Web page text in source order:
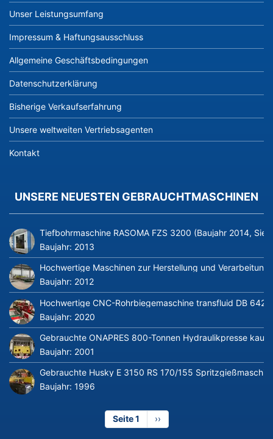
Unser Leistungsumfang
Impressum & Haftungsausschluss
Allgemeine Geschäftsbedingungen
Datenschutzerklärung
Bisherige Verkaufserfahrung
Unsere weltweiten Vertriebsagenten
Kontakt
UNSERE NEUESTEN GEBRAUCHTMASCHINEN
Tiefbohrmaschine RASOMA FZS 3200 (Baujahr 2014,
Baujahr: 2013
Hochwertige Maschinen zur Herstellung und
Baujahr: 2012
Hochwertige CNC-Rohrbiegemaschine transfluid DB
Baujahr: 2020
Gebrauchte ONAPRES 800-Tonnen Hydraulikpresse
Baujahr: 2001
Gebrauchte Husky E 3150 RS 170/155
Baujahr: 1996
Seite 1
Nächste
Seite
››